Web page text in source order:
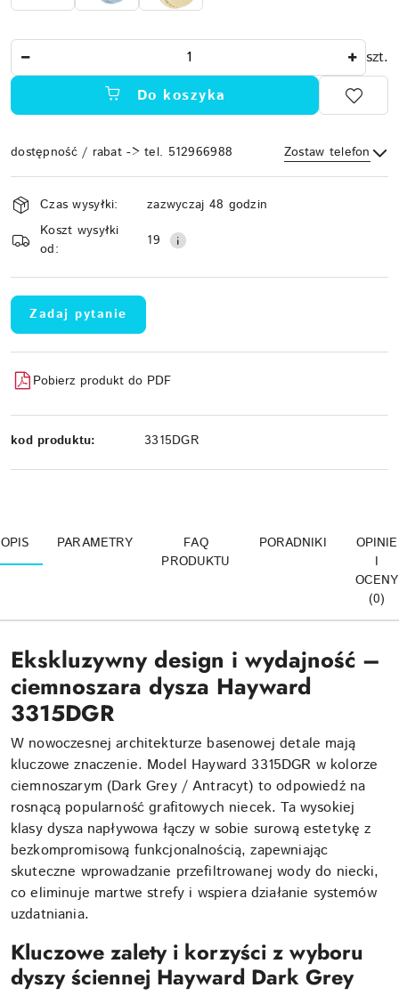
szt.
Do koszyka
dostępność / rabat -> tel. 512966988 Zostaw telefon
Wyślij
Dostępność
i
dostawa
Czas wysyłki:
zazwyczaj 48 godzin
Koszt wysyłki
od:
19
Zadaj pytanie
Pobierz produkt do PDF
kod produktu: 3315DGR
OPIS PARAMETRY
FAQ
PRODUKTU
PORADNIKI
OPINIE
I
OCENY
(0)
Ekskluzywny design i wydajność –
ciemnoszara dysza Hayward
3315DGR
W nowoczesnej architekturze basenowej detale mają
kluczowe znaczenie. Model Hayward 3315DGR w kolorze
ciemnoszarym (Dark Grey / Antracyt) to odpowiedź na
rosnącą popularność grafitowych niecek. Ta wysokiej
klasy dysza napływowa łączy w sobie surową estetykę z
bezkompromisową funkcjonalnością, zapewniając
skuteczne wprowadzanie przefiltrowanej wody do niecki,
co eliminuje martwe strefy i wspiera działanie systemów
uzdatniania.
Kluczowe zalety i korzyści z wyboru
dyszy ściennej Hayward Dark Grey